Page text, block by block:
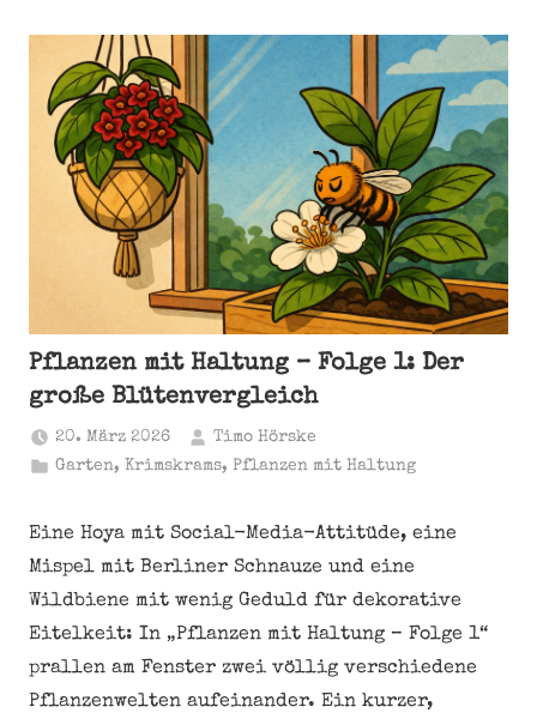
Pflanzen mit Haltung – Folge 1: Der
große Blütenvergleich
20. März 2026
Timo Hörske
Garten, Krimskrams,Pflanzen mit Haltung
Eine Hoya mit Social-Media-Attitüde, eine
Mispel mit Berliner Schnauze und eine
Wildbiene mit wenig Geduld für dekorative
Eitelkeit: In „Pflanzen mit Haltung – Folge 1“
prallen am Fenster zwei völlig verschiedene
Pflanzenwelten aufeinander. Ein kurzer,